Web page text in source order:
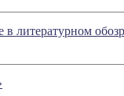
литературном